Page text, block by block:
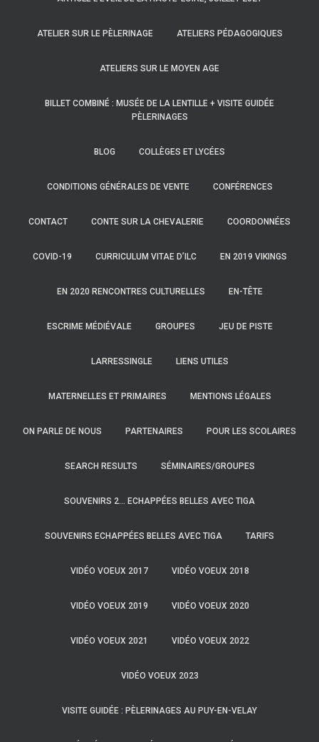
ATELIER SUR LE PÈLERINAGE ATELIERS PÉDAGOGIQUES
ATELIERS SUR LE MOYEN AGE
BILLET COMBINÉ : MUSÉE DE LA LENTILLE + VISITE GUIDÉE
PÈLERINAGES
BLOG COLLÈGES ET LYCÉES
CONDITIONS GÉNÉRALES DE VENTE CONFÉRENCES
CONTACT CONTE SUR LA CHEVALERIE COORDONNÉES
COVID-19 CURRICULUM VITAE D’ILC EN 2019 VIKINGS
EN 2020 RENCONTRES CULTURELLES EN-TÊTE
ESCRIME MÉDIÉVALE GROUPES JEU DE PISTE
LARRESSINGLE LIENS UTILES
MATERNELLES ET PRIMAIRES MENTIONS LÉGALES
ON PARLE DE NOUS PARTENAIRES POUR LES SCOLAIRES
SEARCH RESULTS SÉMINAIRES/GROUPES
SOUVENIRS 2… ECHAPPÉES BELLES AVEC TIGA
SOUVENIRS ECHAPPÉES BELLES AVEC TIGA TARIFS
VIDÉO VOEUX 2017 VIDÉO VOEUX 2018
VIDÉO VOEUX 2019 VIDÉO VOEUX 2020
VIDÉO VOEUX 2021 VIDÉO VOEUX 2022
VIDÉO VOEUX 2023
VISITE GUIDÉE : PÈLERINAGES AU PUY-EN-VELAY